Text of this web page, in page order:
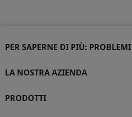
PER SAPERNE DI PIÙ:
LA NOSTRA AZIENDA
PRODOTTI